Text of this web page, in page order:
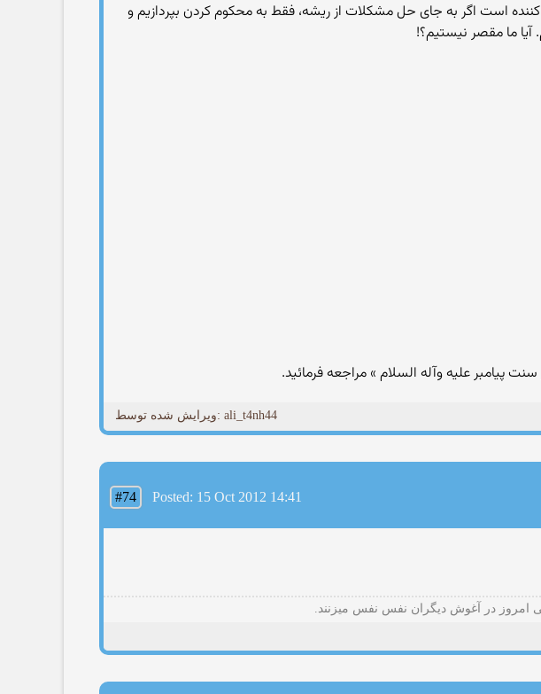
است اگر به جای حل مشکلات از ریشه، فقط به محکوم کردن بپردازیم و
ما مقصر نیستیم؟!
ویرایش شده توسط: ali_t4nh44
#74 Posted: 15 Oct 2012 14:41
امروز در آغوش دیگران نفس نفس میزنند.